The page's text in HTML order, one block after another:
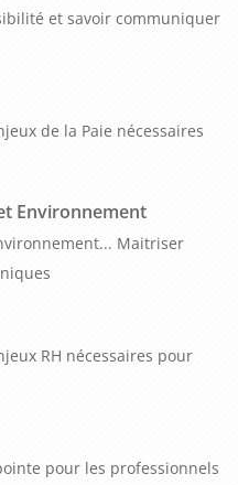
et savoir communiquer
de la Paie nécessaires
Environnement
Maitriser
RH nécessaires pour
pour les professionnels